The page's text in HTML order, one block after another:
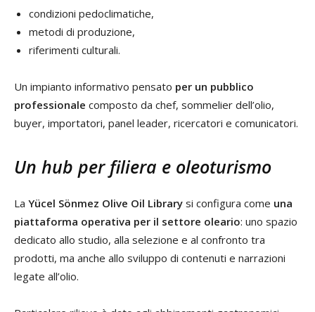
condizioni pedoclimatiche,
metodi di produzione,
riferimenti culturali.
Un impianto informativo pensato per un pubblico
professionale composto da chef, sommelier dell’olio,
buyer, importatori, panel leader, ricercatori e comunicatori.
Un hub per filiera e oleoturismo
La Yücel Sönmez Olive Oil Library si configura come una
piattaforma operativa per il settore oleario: uno spazio
dedicato allo studio, alla selezione e al confronto tra
prodotti, ma anche allo sviluppo di contenuti e narrazioni
legate all’olio.